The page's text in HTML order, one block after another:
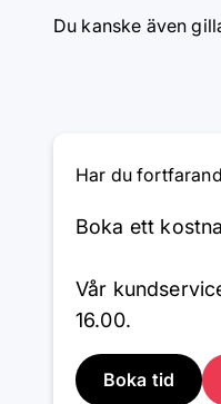
Du kanske även
Har du
Boka ett
Vår
16.00.
Boka tid